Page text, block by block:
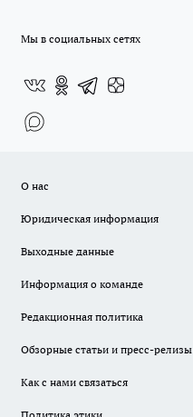
Мы в социальных сетях
О нас
Юридическая информация
Выходные данные
Информация о команде
Редакционная политика
Обзорные статьи и пресс-релизы
Как с нами связаться